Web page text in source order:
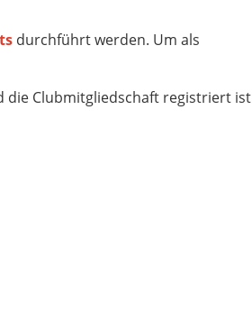
durchführt werden. Um als
die Clubmitgliedschaft registriert ist